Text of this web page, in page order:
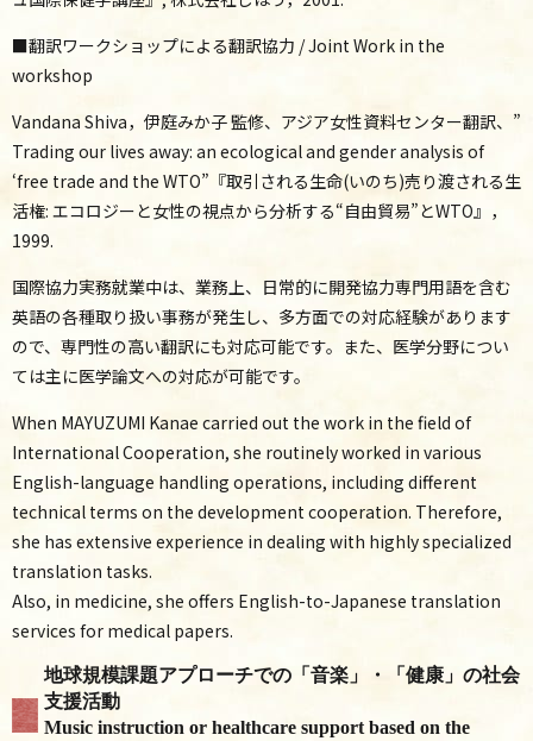
■翻訳ワークショップによる翻訳協力 / Joint Work in the
workshop
Vandana Shiva，伊庭みか子 監修、アジア女性資料センター翻訳、”
Trading our lives away: an ecological and gender analysis of
‘free trade and the WTO”『取引される生命(いのち)売り渡される生
活権: エコロジーと女性の視点から分析する“自由貿易”とWTO』，
1999.
国際協力実務就業中は、業務上、日常的に開発協力専門用語を含む
英語の各種取り扱い事務が発生し、多方面での対応経験があります
ので、専門性の高い翻訳にも対応可能です。また、医学分野につい
ては主に医学論文への対応が可能です。
When MAYUZUMI Kanae carried out the work in the field of
International Cooperation, she routinely worked in various
English-language handling operations, including different
technical terms on the development cooperation. Therefore,
she has extensive experience in dealing with highly specialized
translation tasks.
Also, in medicine, she offers English-to-Japanese translation
services for medical papers.
地球規模課題アプローチでの「音楽」・「健康」の社会
支援活動
Music instruction or healthcare support based on the